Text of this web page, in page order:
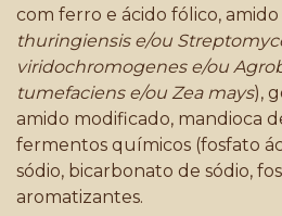
com ferro e ácido fólico, amido
thuringiensis e/ou
viridochromogenes e/ou
tumefaciens e/ou Zea mays),
amido modificado, mandioca
fermentos químicos (fosfato
sódio, bicarbonato de sódio,
aromatizantes.